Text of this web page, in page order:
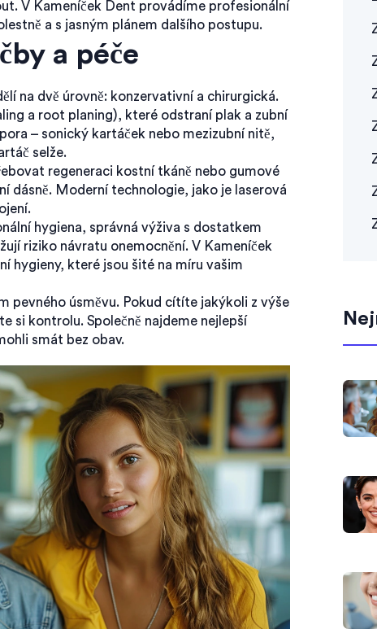
V Kameníček Dent provádíme profesionální
a s jasným plánem dalšího postupu.
a péče
na dvě úrovně: konzervativní a chirurgická.
a root planing), které odstraní plak a zubní
– sonický kartáček nebo mezizubní nitě,
selže.
regeneraci kostní tkáně nebo gumové
dásně. Moderní technologie, jako je laserová
hygiena, správná výživa s dostatkem
riziko návratu onemocnění. V Kameníček
hygieny, které jsou šité na míru vašim
pevného úsměvu. Pokud cítíte jakýkoli z výše
si kontrolu. Společně najdeme nejlepší
smát bez obav.